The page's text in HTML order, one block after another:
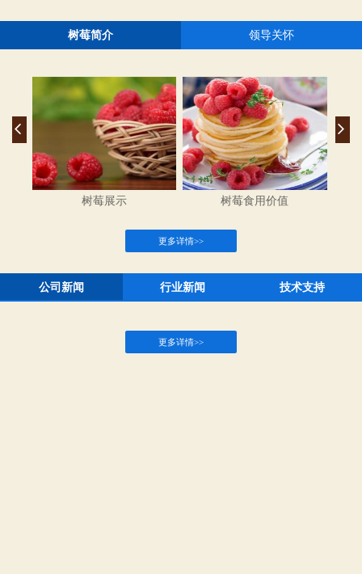
易中心挂牌（企业代码201664）。2014年10月，“中国·国际树莓产业
此次会议，本次会议制定了树莓种植、产品加工等行业标准，为世界
树莓产业的发展做出了积极贡献。公司以“政府+科研+公司+合作社
+农户+基地”的产业链为发展模式，目前本地树莓种植面积已达3万多
亩，外省市1.5万亩。公司下设树莓研发中心、标准化种植示范基地、
39个合作社。公司以精准扶贫为己任，通过金融带贫、合作社带贫、
就业扶贫、乡村旅游带贫、科技扶贫、流转土地带贫、电子商务带
贫、结对帮扶等八种模式，帮助贫困村发展主导产业，带动贫困户多
渠道增收，实现1700多贫困户脱贫致富。公司坚持“以质量求生存、以
产业和国人健康做出积极贡献。
树莓简介 领导关怀
树莓展示 树莓食用价值
更多详情>>
公司新闻 行业新闻 技术支持
更多详情>>